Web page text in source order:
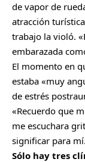
de vapor de
atracción
trabajo la violó.
embarazada
El momento en
estaba «muy
de estrés
«Recuerdo que
me escuchara
significar para
Sólo hay tres